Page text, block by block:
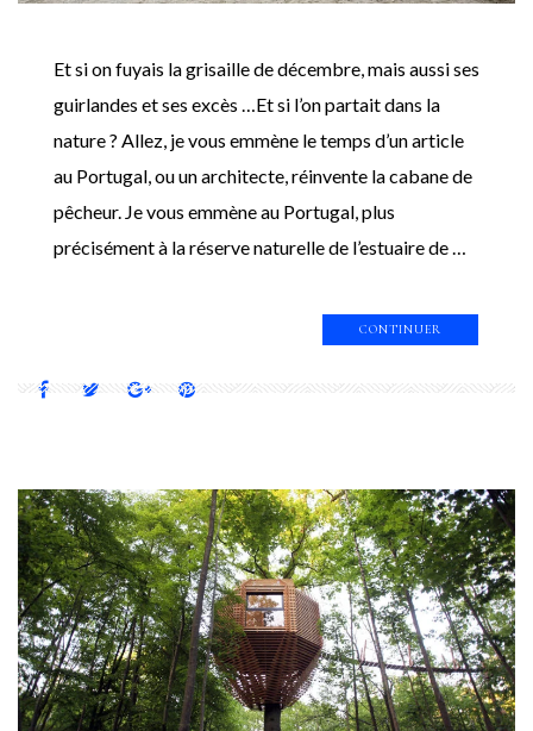
Et si on fuyais la grisaille de décembre, mais aussi ses
guirlandes et ses excès …Et si l’on partait dans la
nature ? Allez, je vous emmène le temps d’un article
au Portugal, ou un architecte, réinvente la cabane de
pêcheur. Je vous emmène au Portugal, plus
précisément à la réserve naturelle de l’estuaire de …
CONTINUER